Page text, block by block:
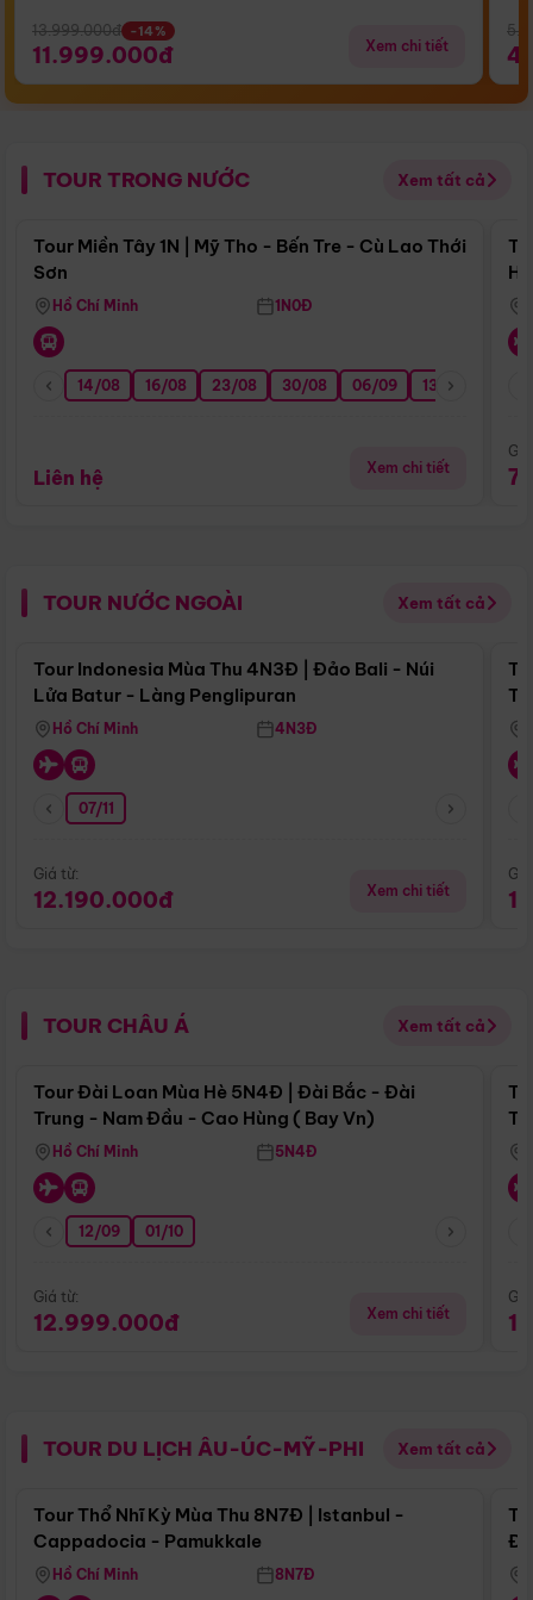
13.999.000đ -14%
11.999.000đ Xem chi tiết
TOUR TRONG NƯỚC Xem tất cả
Điểm nổi bật
Tour Miền Tây 1N | Mỹ Tho - Bến Tre - Cù Lao Thới
Sơn
Hồ Chí Minh 1N0Đ
14/08 16/08 23/08 30/08 06/09 13/09
Liên hệ Xem chi tiết
TOUR NƯỚC NGOÀI Xem tất cả
Điểm nổi bật
Tour Indonesia Mùa Thu 4N3Đ | Đảo Bali - Núi
Lửa Batur - Làng Penglipuran
Hồ Chí Minh 4N3Đ
07/11
Giá từ:
12.190.000đ Xem chi tiết
TOUR CHÂU Á Xem tất cả
Điểm nổi bật
Tour Đài Loan Mùa Hè 5N4Đ | Đài Bắc - Đài
Trung - Nam Đầu - Cao Hùng ( Bay Vn)
Hồ Chí Minh 5N4Đ
12/09 01/10
Giá từ:
12.999.000đ Xem chi tiết
TOUR DU LỊCH ÂU-ÚC-MỸ-PHI Xem tất cả
Điểm nổi bật
Tour Thổ Nhĩ Kỳ Mùa Thu 8N7Đ | Istanbul -
Cappadocia - Pamukkale
Hồ Chí Minh 8N7Đ